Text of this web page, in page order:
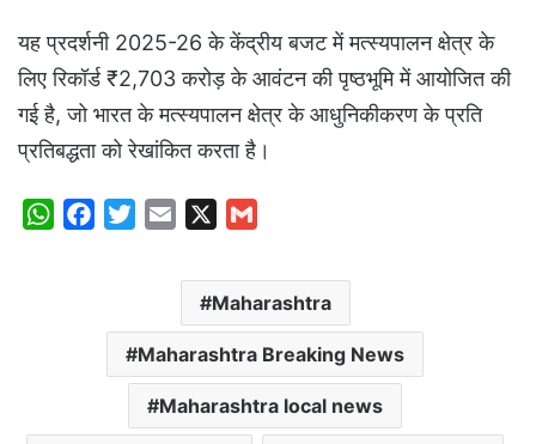
यह प्रदर्शनी 2025-26 के केंद्रीय बजट में मत्स्यपालन क्षेत्र के
लिए रिकॉर्ड ₹2,703 करोड़ के आवंटन की पृष्ठभूमि में आयोजित की
गई है, जो भारत के मत्स्यपालन क्षेत्र के आधुनिकीकरण के प्रति
प्रतिबद्धता को रेखांकित करता है।
W
p
k
t
e
a
l
a
i
l
Maharashtra
Maharashtra Breaking News
Maharashtra local news